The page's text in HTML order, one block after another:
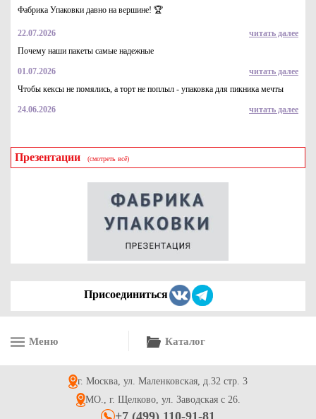
8.4 Купить
Картонная коробка для китайской лапши вок, 700мл, белая
Упаковка картонная для картошки фри р-р S 75*30*100мм
Фабрика Упаковки давно на вершине! 🏆
22.07.2026
читать далее
Почему наши пакеты самые надежные
01.07.2026
читать далее
Чтобы кексы не помялись, а торт не поплыл - упаковка для пикника мечты
24.06.2026 читать далее
Презентации (смотреть всё)
Присоединиться
Меню Каталог
г. Москва, ул. Маленковская, д.32 стр. 3
МО., г. Щелково, ул. Заводская с 26.